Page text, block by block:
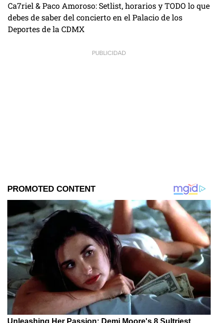
Ca7riel & Paco Amoroso: Setlist, horarios y TODO lo que
debes de saber del concierto en el Palacio de los
Deportes de la CDMX
PUBLICIDAD